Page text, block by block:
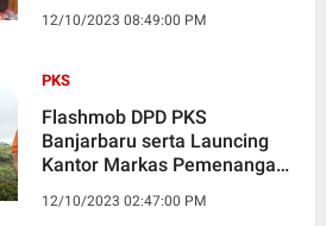
12/10/2023 08:49:00 PM
PKS
Flashmob DPD PKS
Banjarbaru serta Launcing
Kantor Markas Pemenangan
12/10/2023 02:47:00 PM